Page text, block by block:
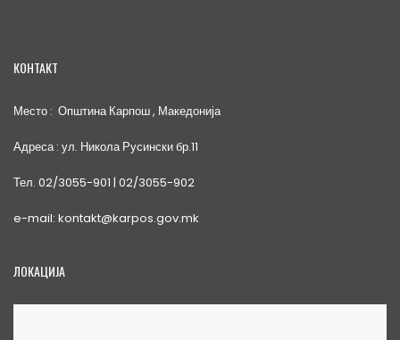
КОНТАКТ
Место : Општина Карпош , Македонија
Адреса : ул. Никола Русински бр.11
Тел. 02/3055-901 | 02/3055-902
e-mail: kontakt@karpos.gov.mk
ЛОКАЦИЈА